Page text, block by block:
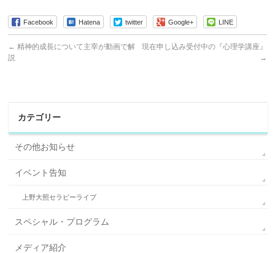
Facebook Hatena twitter Google+ LINE
← 精神的成長について主宰が動画で解
説
現在申し込み受付中の『心理学講座』
→
カテゴリー
その他お知らせ
イベント告知
上野大照セラピーライブ
スペシャル・プログラム
メディア紹介